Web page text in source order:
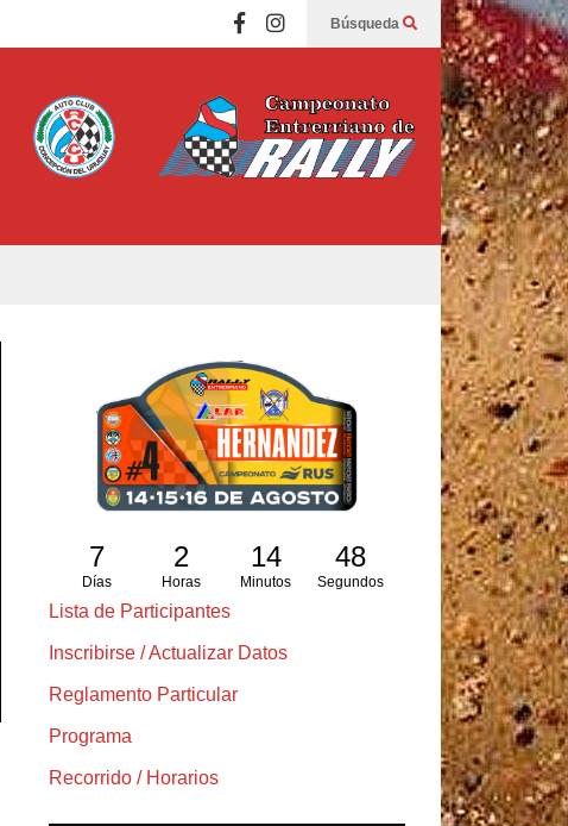
Búsqueda
7
Días
2
Horas
14
Minutos
47
Segundos
Lista de Participantes
Inscribirse / Actualizar Datos
Reglamento Particular
Programa
Recorrido / Horarios